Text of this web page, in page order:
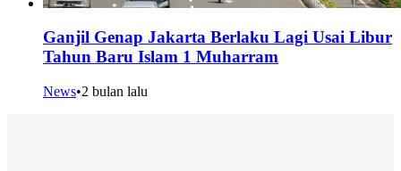
Ganjil Genap Jakarta Berlaku Lagi Usai Libur
Tahun Baru Islam 1 Muharram
News•2 bulan lalu